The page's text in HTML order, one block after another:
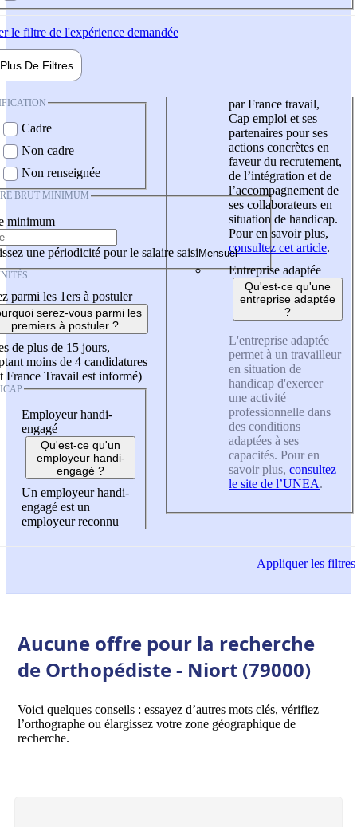
le filtre de l'expérience demandée
Plus De Filtres
Cadre
Non cadre
Non renseignée
BRUT MINIMUM
minimum
une périodicité pour le salaire saisi
parmi les 1ers à postuler
serez-vous parmi les
premiers à postuler ?
de plus de 15 jours,
moins de 4 candidatures
France Travail est informé)
Employeur handi-
engagé
Qu'est-ce qu'un
employeur handi-
engagé ?
Un employeur handi-
engagé est un
employeur reconnu
par France travail,
Cap emploi et ses
partenaires pour ses
actions concrètes en
faveur du recrutement,
de l’intégration et de
l’accompagnement de
ses collaborateurs en
situation de handicap.
Pour en savoir plus,
consultez cet article.
Entreprise adaptée
Qu'est-ce qu'une
entreprise adaptée
?
L'entreprise adaptée
permet à un travailleur
en situation de
handicap d'exercer
une activité
professionnelle dans
des conditions
adaptées à ses
capacités. Pour en
savoir plus, consultez
le site de l’UNEA.
Appliquerles filtres
Aucune offre pour la recherche
de Orthopédiste - Niort (79000)
Voici quelques conseils : essayez d’autres mots clés, vérifiez
l’orthographe ou élargissez votre zone géographique de
recherche.